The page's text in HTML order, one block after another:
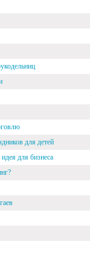
для детей
для бизнеса